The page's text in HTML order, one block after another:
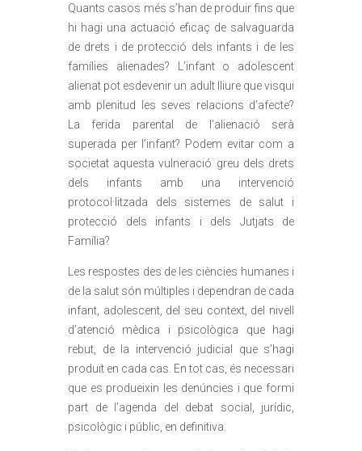
Quants casos més s’han de produir fins que
hi hagi una actuació eficaç de salvaguarda
de drets i de protecció dels infants i de les
famílies alienades? L’infant o adolescent
alienat pot esdevenir un adult lliure que visqui
amb plenitud les seves relacions d’afecte?
La ferida parental de l’alienació serà
superada per l’infant? Podem evitar com a
societat aquesta vulneració greu dels drets
dels infants amb una intervenció
protocol·litzada dels sistemes de salut i
protecció dels infants i dels Jutjats de
Família?
Les respostes des de les ciències humanes i
de la salut són múltiples i dependran de cada
infant, adolescent, del seu context, del nivell
d’atenció mèdica i psicològica que hagi
rebut, de la intervenció judicial que s’hagi
produït en cada cas. En tot cas, és necessari
que es produeixin les denúncies i que formi
part de l’agenda del debat social, jurídic,
psicològic i públic, en definitiva.